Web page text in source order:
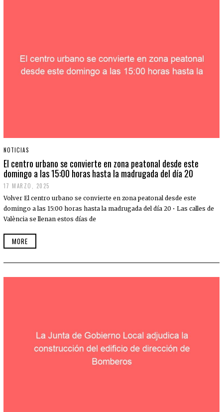
NOTICIAS
El centro urbano se convierte en zona peatonal desde este
domingo a las 15:00 horas hasta la madrugada del día 20
17 MARZO, 2025
Volver El centro urbano se convierte en zona peatonal desde este
domingo a las 15:00 horas hasta la madrugada del día 20 • Las calles de
València se llenan estos días de
MORE